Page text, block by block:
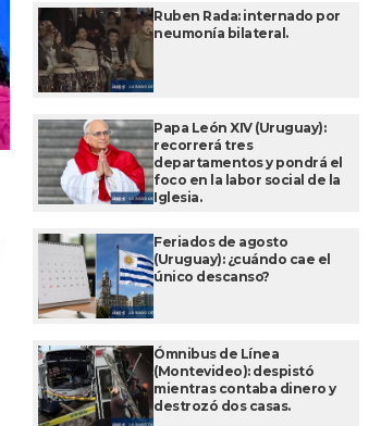
Ruben Rada: internado por
neumonía bilateral.
Papa León XIV (Uruguay):
recorrerá tres
departamentos y pondrá el
foco en la labor social de la
Iglesia.
Feriados de agosto
(Uruguay): ¿cuándo cae el
único descanso?
Ómnibus de Línea
(Montevideo): despistó
mientras contaba dinero y
destrozó dos casas.